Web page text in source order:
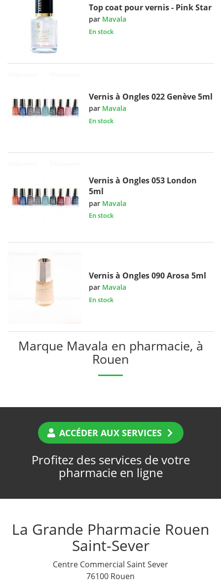
Top coat pour vernis - Pink Star
par Mavala
En stock
Vernis à Ongles 022 Genève 5ml
par Mavala
En stock
Vernis à Ongles 053 London
5ml
par Mavala
En stock
Vernis à Ongles 090 Arosa 5ml
par Mavala
En stock
Marque Mavala en pharmacie, à
Rouen
ACCÉDER AUX SERVICES
Profitez des services de votre
pharmacie en ligne
La Grande Pharmacie Rouen
Saint-Sever
Centre Commercial Saint Sever
76100 Rouen